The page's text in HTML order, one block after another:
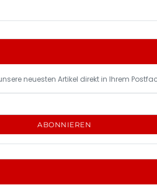
neuesten Artikel direkt in Ihrem
ABONNIEREN